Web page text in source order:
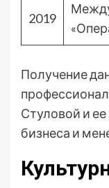
2019
Получение
Стуловой и
бизнеса и